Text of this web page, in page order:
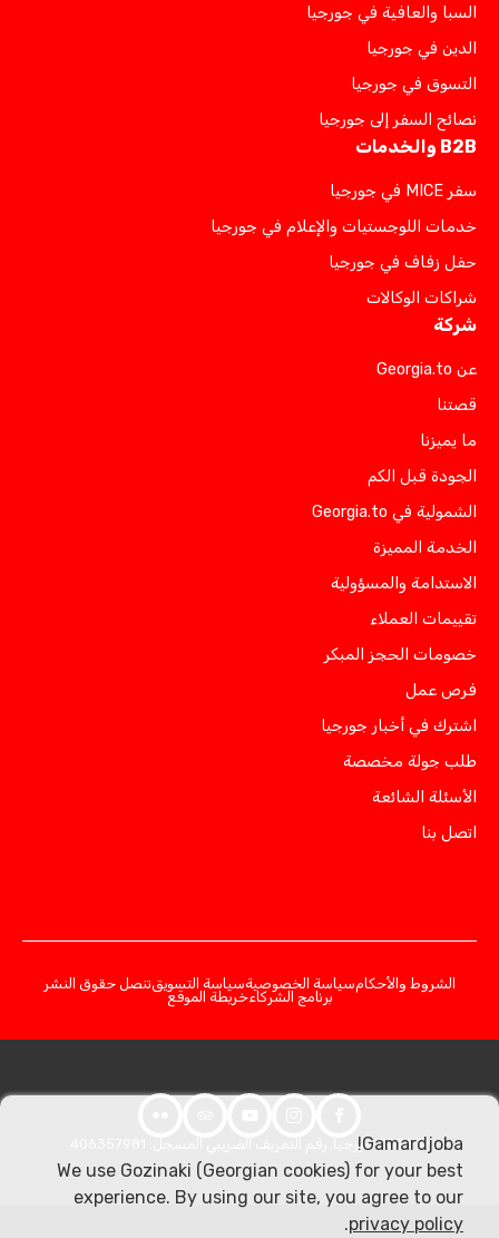
السبا والعافية في جورجيا
الدين في جورجيا
التسوق في جورجيا
نصائح السفر إلى جورجيا
B2B والخدمات
سفر MICE في جورجيا
خدمات اللوجستيات والإعلام في جورجيا
حفل زفاف في جورجيا
شراكات الوكالات
شركة
عن Georgia.to
قصتنا
ما يميزنا
الجودة قبل الكم
الشمولية في Georgia.to
الخدمة المميزة
الاستدامة والمسؤولية
تقييمات العملاء
خصومات الحجز المبكر
فرص عمل
اشترك في أخبار جورجيا
طلب جولة مخصصة
الأسئلة الشائعة
اتصل بنا
الشروط والأحكامسياسة الخصوصيةسياسة التسويقتنصل حقوق النشر
برنامج الشركاءخريطة الموقع
© 2026 جورجيا. رقم التعريف الضريبي المسجل: 406357981
Gamardjoba!
We use Gozinaki (Georgian cookies) for your best
experience. By using our site, you agree to our
privacy policy
.